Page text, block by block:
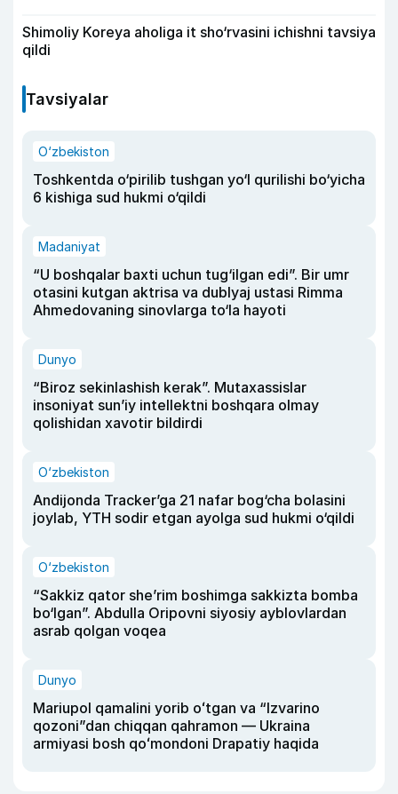
Shimoliy Koreya aholiga it sho‘rvasini ichishni tavsiya
qildi
Tavsiyalar
O‘zbekiston
Toshkentda o‘pirilib tushgan yo‘l qurilishi bo‘yicha
6 kishiga sud hukmi o‘qildi
Madaniyat
“U boshqalar baxti uchun tug‘ilgan edi”. Bir umr
otasini kutgan aktrisa va dublyaj ustasi Rimma
Ahmedovaning sinovlarga to‘la hayoti
Dunyo
“Biroz sekinlashish kerak”. Mutaxassislar
insoniyat sun’iy intellektni boshqara olmay
qolishidan xavotir bildirdi
O‘zbekiston
Andijonda Tracker’ga 21 nafar bog‘cha bolasini
joylab, YTH sodir etgan ayolga sud hukmi o‘qildi
O‘zbekiston
“Sakkiz qator she’rim boshimga sakkizta bomba
bo‘lgan”. Abdulla Oripovni siyosiy ayblovlardan
asrab qolgan voqea
Dunyo
Mariupol qamalini yorib oʻtgan va “Izvarino
qozoni”dan chiqqan qahramon — Ukraina
armiyasi bosh qoʻmondoni Drapatiy haqida